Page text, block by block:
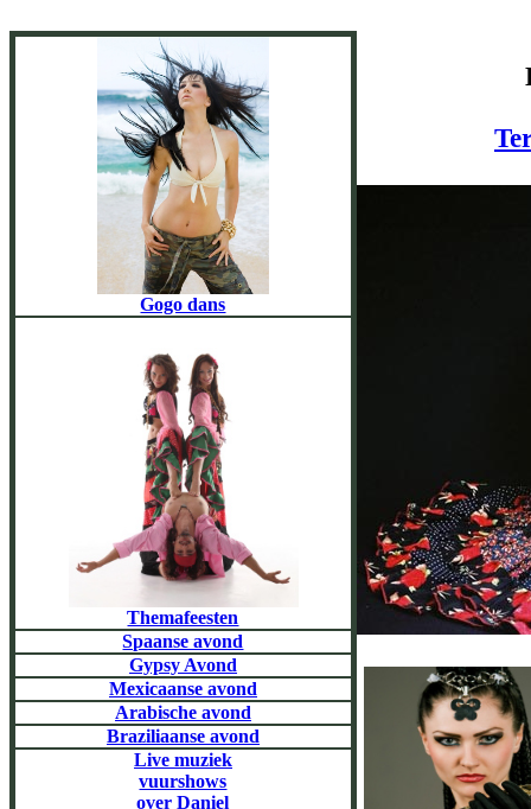
Gogo dans
Themafeesten
Spaanse avond
Gypsy Avond
Mexicaanse avond
Arabische avond
Braziliaanse avond
Live muziek
vuurshows
over Daniel